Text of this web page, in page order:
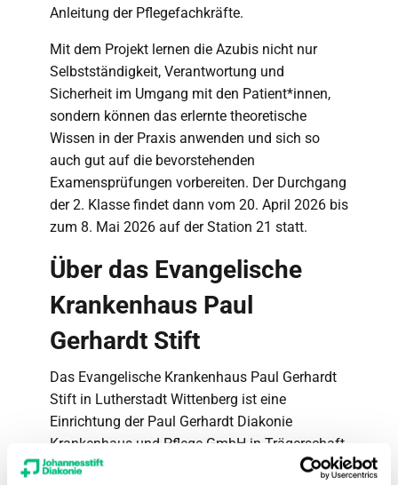
Anleitung der Pflegefachkräfte.
Mit dem Projekt lernen die Azubis nicht nur
Selbstständigkeit, Verantwortung und
Sicherheit im Umgang mit den Patient*innen,
sondern können das erlernte theoretische
Wissen in der Praxis anwenden und sich so
auch gut auf die bevorstehenden
Examensprüfungen vorbereiten. Der Durchgang
der 2. Klasse findet dann vom 20. April 2026 bis
zum 8. Mai 2026 auf der Station 21 statt.
Über das Evangelische
Krankenhaus Paul
Gerhardt Stift
Das Evangelische Krankenhaus Paul Gerhardt
Stift in Lutherstadt Wittenberg ist eine
Einrichtung der Paul Gerhardt Diakonie
Krankenhaus und Pflege GmbH in Trägerschaft
der Johannesstift Diakonie sowie der Paul-